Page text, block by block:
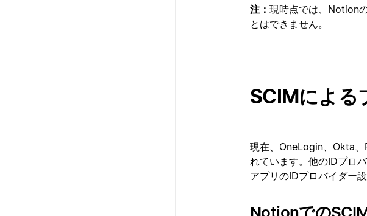
注： 現時点では、Notion
とはできません。
SCIMによる
現在、OneLogin、Okta
れています。他のIDプロ
アプリのIDプロバイダー
Notionでの